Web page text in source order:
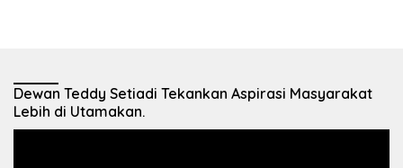
Dewan Teddy Setiadi Tekankan Aspirasi Masyarakat
Lebih di Utamakan.